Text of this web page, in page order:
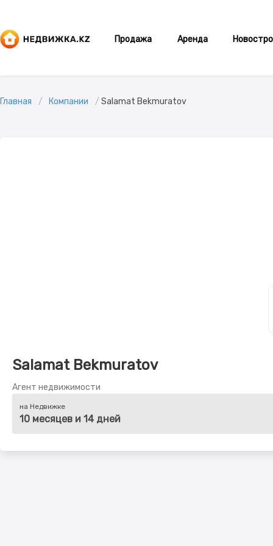
Продажа Аренда
Главная Компании Salamat Bekmuratov
Salamat Bekmuratov
Агент недвижимости
на Недвижке
10 месяцев и 14 дней